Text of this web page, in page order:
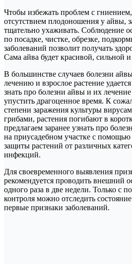
Чтобы избежать проблем с
отсутствием плодоношения у айвы,
тщательно ухаживать. Соблюдение
по посадке, чистке, обрезке,
заболеваний позволит получать
Сама айва будет красивой, сильной
В большинстве случаев болезни
лечению и взрослое растение
знать про болезни айвы и их
упустить драгоценное время. К
степени заражения культуры
грибами, растения погибают в
предлагаем заранее узнать про
на приусадебном участке с помощью
защиты растений от различных
инфекций.
Для своевременного выявления
рекомендуется проводить внешний
одного раза в две недели. Только с
контроля можно отследить
первые признаки заболеваний.